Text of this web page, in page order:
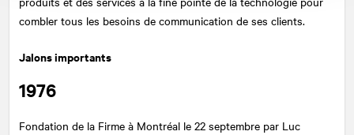
combler tous les besoins de communication de ses clients.
Jalons importants
1976
Fondation de la Firme à Montréal le 22 septembre par Luc